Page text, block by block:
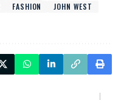
FASHION
JOHN WEST